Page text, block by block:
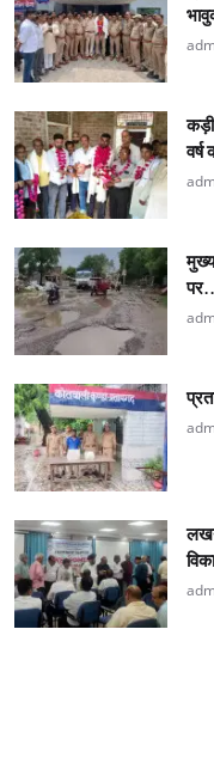
वर्ष
पर...